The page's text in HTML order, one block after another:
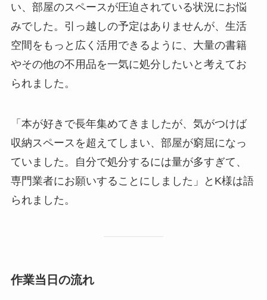
い、部屋のスペースが圧迫されている状況にお悩
みでした。引っ越しの予定はありませんが、生活
空間をもっと広く活用できるように、大量の書籍
やその他の不用品を一気に処分したいと考えてお
られました。
「本が好きで長年集めてきましたが、気がつけば
収納スペースを超えてしまい、部屋が窮屈になっ
ていました。自分で処分するには量が多すぎて、
専門業者にお願いすることにしました」とK様は語
られました。
作業当日の流れ